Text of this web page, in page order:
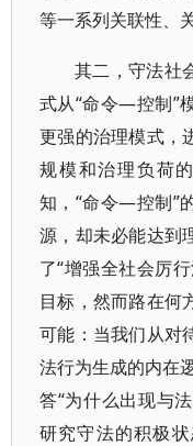
等一系列关联性、
其二，守法社
式从“命令—控制”
更强的治理模式，
规模和治理负荷
知，“命令—控制”
源，却未必能达到
了“增强全社会厉
目标，然而路在何
可能：当我们从对
法行为生成的内在
答“为什么出现与
研究守法的积极